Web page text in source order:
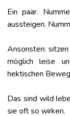
Ein paar.
aussteigen.
Ansonsten:
möglich leise
hektischen
Das sind wild
sie oft so wirken.